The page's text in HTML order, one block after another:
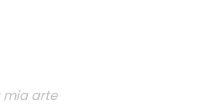
mia arte